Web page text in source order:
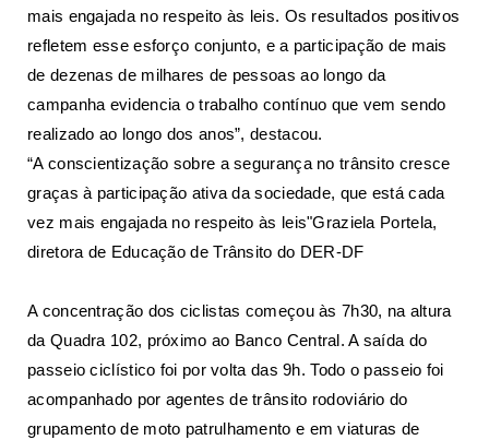
mais engajada no respeito às leis. Os resultados positivos
refletem esse esforço conjunto, e a participação de mais
de dezenas de milhares de pessoas ao longo da
campanha evidencia o trabalho contínuo que vem sendo
realizado ao longo dos anos”, destacou.
“A conscientização sobre a segurança no trânsito cresce
graças à participação ativa da sociedade, que está cada
vez mais engajada no respeito às leis"Graziela Portela,
diretora de Educação de Trânsito do DER-DF
A concentração dos ciclistas começou às 7h30, na altura
da Quadra 102, próximo ao Banco Central. A saída do
passeio ciclístico foi por volta das 9h. Todo o passeio foi
acompanhado por agentes de trânsito rodoviário do
grupamento de moto patrulhamento e em viaturas de